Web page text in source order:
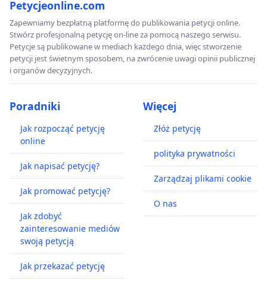
Petycjeonline.com
Zapewniamy bezpłatną platformę do publikowania petycji online.
Stwórz profesjonalną petycję on-line za pomocą naszego serwisu.
Petycje są publikowane w mediach każdego dnia, więc stworzenie
petycji jest świetnym sposobem, na zwrócenie uwagi opinii publicznej
i organów decyzyjnych.
Poradniki
Jak rozpocząć petycję
online
Jak napisać petycję?
Jak promować petycję?
Jak zdobyć
zainteresowanie mediów
swoją petycją
Jak przekazać petycję
Więcej
Złóż petycję
polityka prywatności
Zarządzaj plikami cookie
O nas